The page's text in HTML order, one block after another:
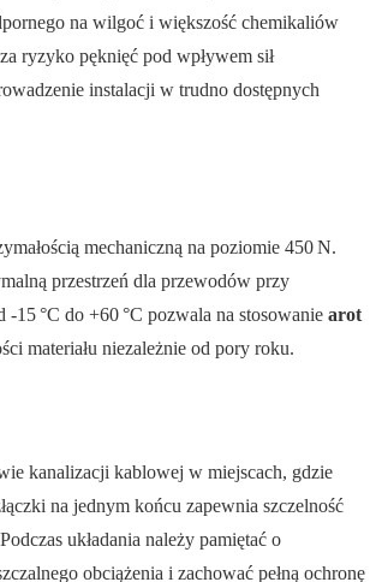
na wilgoć i większość chemikaliów
ryzyko pęknięć pod wpływem sił
instalacji w trudno dostępnych
mechaniczną na poziomie 450 N.
przestrzeń dla przewodów przy
°C do +60 °C pozwala na stosowanie arot
materiału niezależnie od pory roku.
kanalizacji kablowej w miejscach, gdzie
na jednym końcu zapewnia szczelność
układania należy pamiętać o
obciążenia i zachować pełną ochronę